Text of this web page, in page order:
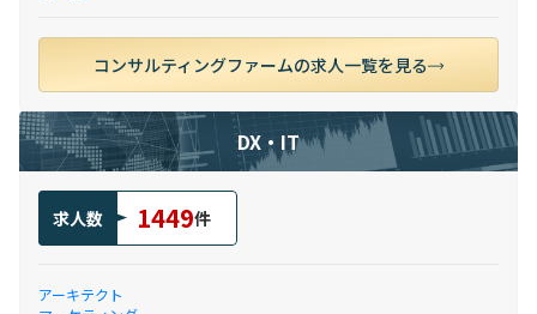
コンサルティングファームの求人一覧を見る
DX・IT
求人数 1449件
アーキテクト